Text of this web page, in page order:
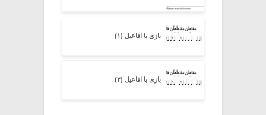
بازی با افاعیل (۱)
بازی با افاعیل (۲)